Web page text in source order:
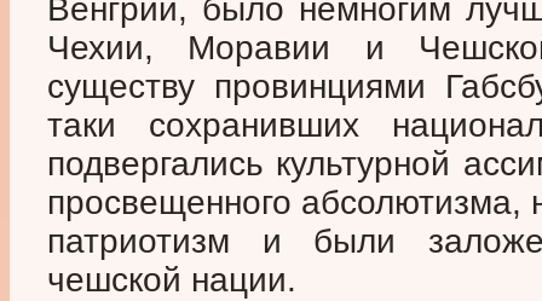
Венгрии, было немногим
Чехии, Моравии и
существу провинциями
таки сохранивших
подвергались культурной
просвещенного абсолютизма,
патриотизм и были
чешской нации.